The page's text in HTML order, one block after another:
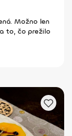
Možno len
to, čo prežilo